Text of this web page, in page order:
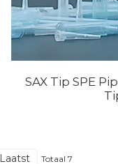
SAX Tip SPE
Laatst Totaal 7